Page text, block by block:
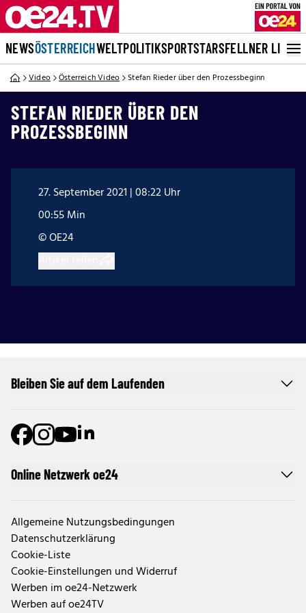
NEWSÖSTERREICHWELTPOLITIKSPORTSTARSFELLNER LIVE
Video Österreich Video Stefan Rieder über den Prozessbeginn
STEFAN RIEDER ÜBER DEN
PROZESSBEGINN
27. September 2021 | 08:22 Uhr
00:55 Min
© OE24
Online Netzwerk oe24
Allgemeine Nutzungsbedingungen
Datenschutzerklärung
Cookie-Liste
Cookie-Einstellungen und Widerruf
Werben im oe24-Netzwerk
Werben auf oe24TV
Bleiben Sie auf dem Laufenden